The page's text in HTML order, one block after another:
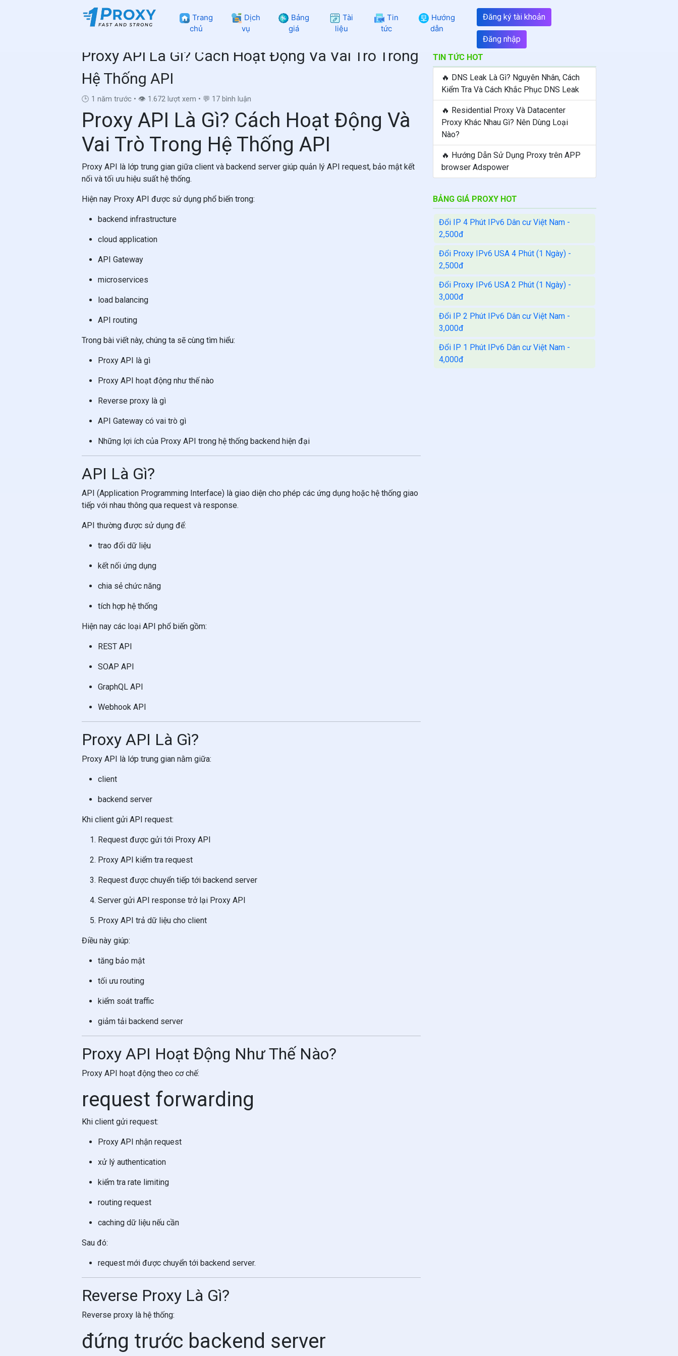
Trang
chủ
Dịch
vụ
Bảng
giá
Tài
liệu
Tin
tức
Hướng
dẫn
Đăng ký tài khoản
Đăng nhập
Proxy API Là Gì? Cách Hoạt Động Và Vai Trò Trong
Hệ Thống API
🕒 1 năm trước • 👁 1.672 lượt xem • 💬 17 bình luận
Proxy API Là Gì? Cách Hoạt Động Và
Vai Trò Trong Hệ Thống API
Proxy API là lớp trung gian giữa client và backend server giúp quản lý API request, bảo mật kết
nối và tối ưu hiệu suất hệ thống.
Hiện nay Proxy API được sử dụng phổ biến trong:
backend infrastructure
cloud application
API Gateway
microservices
load balancing
API routing
Trong bài viết này, chúng ta sẽ cùng tìm hiểu:
Proxy API là gì
Proxy API hoạt động như thế nào
Reverse proxy là gì
API Gateway có vai trò gì
Những lợi ích của Proxy API trong hệ thống backend hiện đại
API Là Gì?
API (Application Programming Interface) là giao diện cho phép các ứng dụng hoặc hệ thống giao
tiếp với nhau thông qua request và response.
API thường được sử dụng để:
trao đổi dữ liệu
kết nối ứng dụng
chia sẻ chức năng
tích hợp hệ thống
Hiện nay các loại API phổ biến gồm:
REST API
SOAP API
GraphQL API
Webhook API
Proxy API Là Gì?
Proxy API là lớp trung gian nằm giữa:
client
backend server
Khi client gửi API request:
Request được gửi tới Proxy API
Proxy API kiểm tra request
Request được chuyển tiếp tới backend server
Server gửi API response trở lại Proxy API
Proxy API trả dữ liệu cho client
Điều này giúp:
tăng bảo mật
tối ưu routing
kiểm soát traffic
giảm tải backend server
Proxy API Hoạt Động Như Thế Nào?
Proxy API hoạt động theo cơ chế:
request forwarding
Khi client gửi request:
Proxy API nhận request
xử lý authentication
kiểm tra rate limiting
routing request
caching dữ liệu nếu cần
Sau đó:
request mới được chuyển tới backend server.
Reverse Proxy Là Gì?
Reverse proxy là hệ thống:
đứng trước backend server
TIN TỨC HOT
🔥 DNS Leak Là Gì? Nguyên Nhân, Cách
Kiểm Tra Và Cách Khắc Phục DNS Leak
🔥 Residential Proxy Và Datacenter
Proxy Khác Nhau Gì? Nên Dùng Loại
Nào?
🔥 Hướng Dẫn Sử Dụng Proxy trên APP
browser Adspower
BẢNG GIÁ PROXY HOT
Đổi IP 4 Phút IPv6 Dân cư Việt Nam -
2,500đ
Đổi Proxy IPv6 USA 4 Phút (1 Ngày) -
2,500đ
Đổi Proxy IPv6 USA 2 Phút (1 Ngày) -
3,000đ
Đổi IP 2 Phút IPv6 Dân cư Việt Nam -
3,000đ
Đổi IP 1 Phút IPv6 Dân cư Việt Nam -
4,000đ